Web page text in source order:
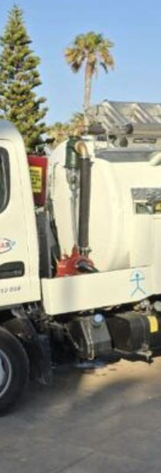
Facebook
Instagram